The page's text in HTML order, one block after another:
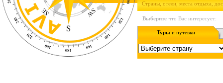
Страны, отели, места отдыха,
Выберите что Вас интересует:
Туры и путевки